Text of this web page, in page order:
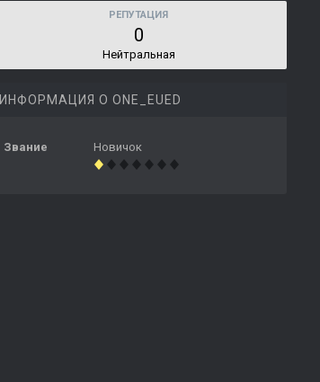
РЕПУТАЦИЯ
0
Нейтральная
ИНФОРМАЦИЯ О ONE_EUED
Звание Новичок